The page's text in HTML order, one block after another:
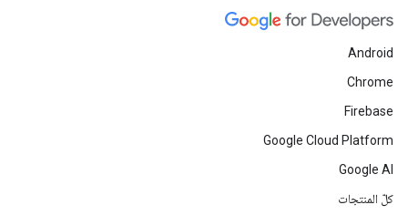
Android
Chrome
Firebase
Google Cloud Platform
Google AI
كلّ المنتجات